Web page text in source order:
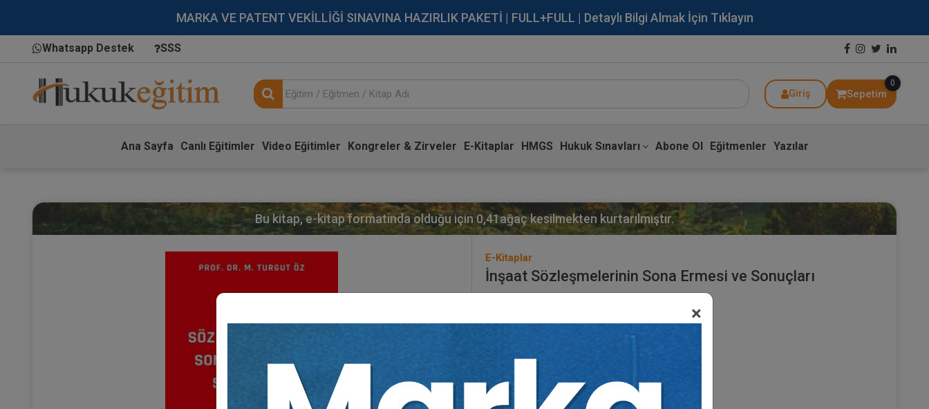
MARKA VE PATENT VEKİLLİĞİ SINAVINA HAZIRLIK PAKETİ | FULL+FULL | Detaylı Bilgi Almak İçin Tıklayın
Whatsapp Destek SSS
Giriş Sepetim
0
Ana Sayfa Canlı Eğitimler Video Eğitimler Kongreler & Zirveler E-Kitaplar HMGS Hukuk Sınavları Abone Ol Eğitmenler Yazılar
×
Bu kitap, e-kitap formatında olduğu için0,41ağaç kesilmekten kurtarılmıştır.
E-Kitaplar
İnşaat Sözleşmelerinin Sona Ermesi ve Sonuçları
Tür: E-kitap
Basılı Olsaydı Fiyatı: 100,00